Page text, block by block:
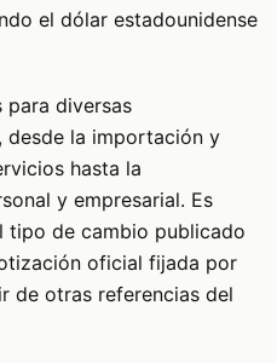
el dólar estadounidense
para diversas
desde la importación y
hasta la
y empresarial. Es
tipo de cambio publicado
oficial fijada por
de otras referencias del